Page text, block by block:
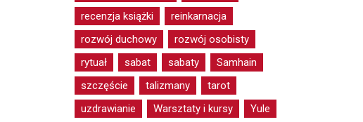
recenzja książki
reinkarnacja
rozwój duchowy
rozwój osobisty
rytuał
sabat sabaty
Samhain
szczęście
talizmany
tarot
uzdrawianie
Warsztaty i kursy
Yule